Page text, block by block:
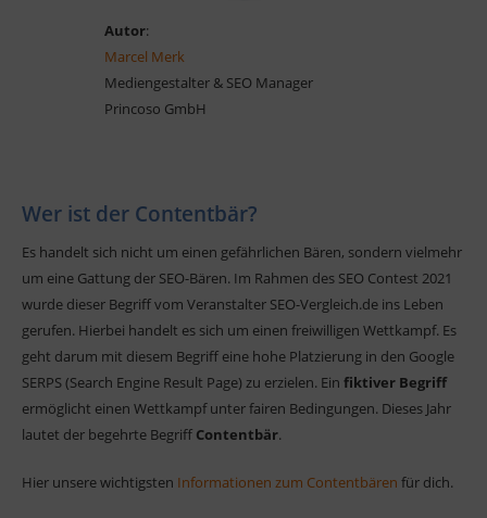
Wer ist der Contentbär?
Es handelt sich nicht um einen gefährlichen Bären, sondern vielmehr
um eine Gattung der SEO-Bären. Im Rahmen des SEO Contest 2021
wurde dieser Begriff vom Veranstalter SEO-Vergleich.de ins Leben
gerufen. Hierbei handelt es sich um einen freiwilligen Wettkampf. Es
geht darum mit diesem Begriff eine hohe Platzierung in den Google
SERPS (Search Engine Result Page) zu erzielen. Ein fiktiver Begriff
ermöglicht einen Wettkampf unter fairen Bedingungen. Dieses Jahr
lautet der begehrte Begriff Contentbär.
Hier unsere wichtigsten Informationen zum Contentbären für dich.
Autor:
Marcel Merk
Mediengestalter & SEO Manager
Princoso GmbH